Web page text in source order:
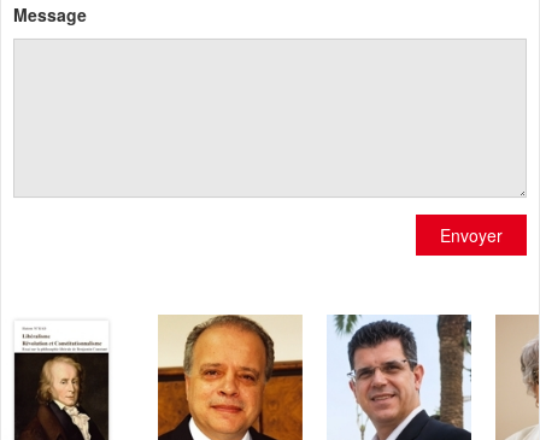
Message
Envoyer